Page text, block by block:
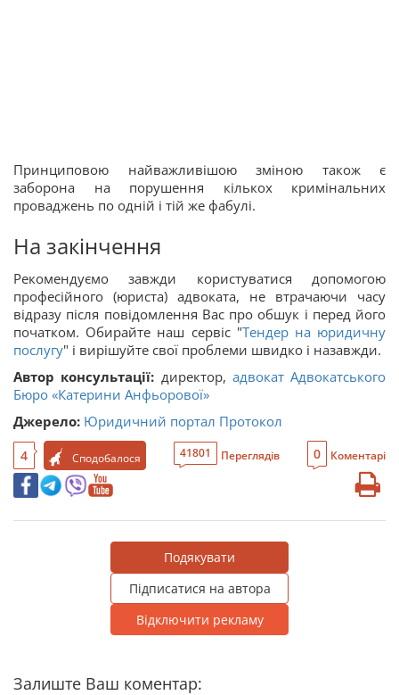
Принциповою найважливішою зміною також є
заборона на порушення кількох кримінальних
проваджень по одній і тій же фабулі.
На закінчення
Рекомендуємо завжди користуватися допомогою
професійного (юриста) адвоката, не втрачаючи часу
відразу після повідомлення Вас про обшук і перед його
початком. Обирайте наш сервіс "Тендер на юридичну
послугу" і вирішуйте свої проблеми швидко і назавжди.
Автор консультації: директор, адвокат Адвокатського
Бюро «Катерини Анфьорової»
Джерело: Юридичний портал Протокол
4 Сподобалося 41801 Переглядів 0 Коментарі
Подякувати
Підписатися на автора
Відключити рекламу
Залиште Ваш коментар: